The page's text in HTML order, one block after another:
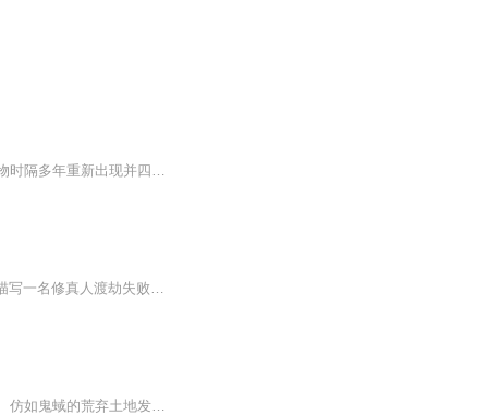
大家好！我是幽灵的魔法，再次开创一个新专辑《伪人传说》。这个专辑主要围绕可怕伪生物时隔多年重新出现并四处祸害苍生展开的。
星峰传说是网络作家我吃西红柿的网文“处女作”，是一本奇幻修真小说。 《星峰传说》主要描写一名修真人渡劫失败，却没有魂飞魄散，转世却进入凡人界，拥有着前世记忆，进入了青龙大陆四大世家之一的张氏世家，成为了张三公子，却被世家为了世家的利益逐出...
讲述了两晋南北朝，五胡乱华之际，在淮水和泗水之间，一大片暰横数百里、布满废墟荒村、仿如鬼蜮的荒弃土地发生的故事